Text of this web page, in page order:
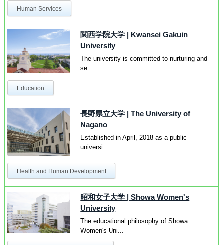
Human Services
関西学院大学 | Kwansei Gakuin
University
The university is committed to nurturing and
se...
Education
長野県立大学 |The University of
Nagano
Established in April, 2018 as a public
universi...
Health and Human Development
昭和女子大学 |Showa Women's
University
The educational philosophy of Showa
Women's Uni...